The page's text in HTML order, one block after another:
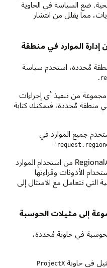
ضع السياسة في الحاوية
مما يقلل من انتشار
الموارد في منطقة
مُحددة، استخدم سياسة
.
من تنفيذ أي إجراءات
منطقة مُحددة، فيمكنك كتابة
جميع الموارد في
تمنع هذه السياسة مجموعة RegionalAdmins من استخدام الموارد
الأذونات وقراءتها
التي تتعامل مع الامتثال إلى
إلى مثيلات الحوسبة
في حاوية مُحددة،
في حاوية ProjectX